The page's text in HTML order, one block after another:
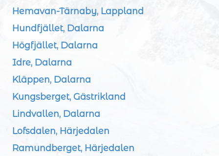
Hemavan-Tärnaby, Lappland
Hundfjället, Dalarna
Högfjället, Dalarna
Idre, Dalarna
Kläppen, Dalarna
Kungsberget, Gästrikland
Lindvallen, Dalarna
Lofsdalen, Härjedalen
Ramundberget, Härjedalen